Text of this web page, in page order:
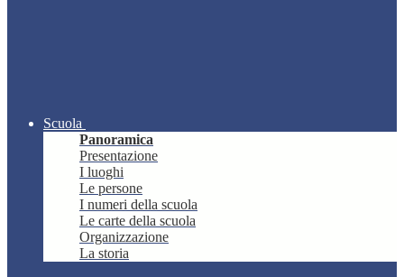
Scuola
Panoramica
Presentazione
I luoghi
Le persone
I numeri della scuola
Le carte della scuola
Organizzazione
La storia